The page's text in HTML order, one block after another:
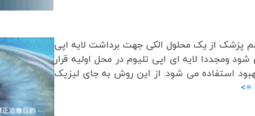
پزشک از یک محلول الکی جهت برداشت لایه اپی
ومجددا لایه ای اپی تلیوم در محل اولیه قرار
استفاده می شود. از این روش به جای لیزیک
=>